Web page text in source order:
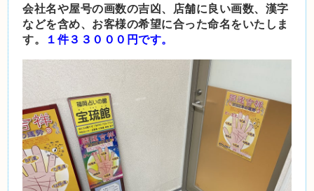
会社名や屋号の画数の吉凶、店舗に良い画数、漢字
などを含め、お客様の希望に合った命名をいたしま
す。
１件３３０００円です。